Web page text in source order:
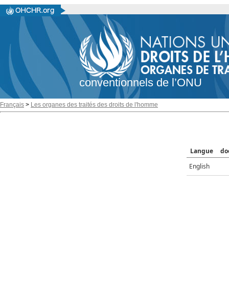
conventionnels de l’ONU
Français > Les organes des traités des droits de l'homme
Langue
English